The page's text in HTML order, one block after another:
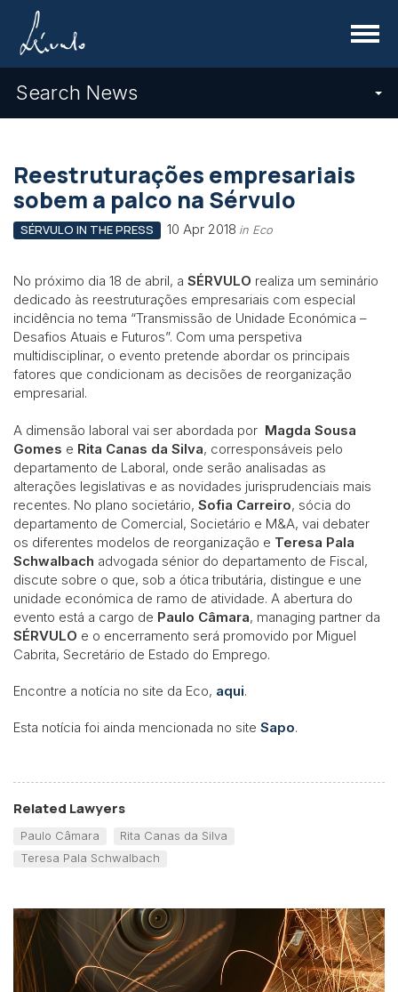
Menu
Search News
Reestruturações empresariais
sobem a palco na Sérvulo
SÉRVULO IN THE PRESS 10 Apr 2018 in Eco
No próximo dia 18 de abril, a SÉRVULO realiza um seminário
dedicado às reestruturações empresariais com especial
incidência no tema “Transmissão de Unidade Económica –
Desafios Atuais e Futuros”. Com uma perspetiva
multidisciplinar, o evento pretende abordar os principais
fatores que condicionam as decisões de reorganização
empresarial.
A dimensão laboral vai ser abordada por Magda Sousa
Gomes e Rita Canas da Silva, corresponsáveis pelo
departamento de Laboral, onde serão analisadas as
alterações legislativas e as novidades jurisprudenciais mais
recentes. No plano societário, Sofia Carreiro, sócia do
departamento de Comercial, Societário e M&A, vai debater
os diferentes modelos de reorganização e Teresa Pala
Schwalbach advogada sénior do departamento de Fiscal,
discute sobre o que, sob a ótica tributária, distingue e une
unidade económica de ramo de atividade. A abertura do
evento está a cargo de Paulo Câmara, managing partner da
SÉRVULO e o encerramento será promovido por Miguel
Cabrita, Secretário de Estado do Emprego.
Encontre a notícia no site da Eco, aqui.
Esta notícia foi ainda mencionada no site Sapo.
Related Lawyers
Paulo Câmara
Rita Canas da Silva
Teresa Pala Schwalbach